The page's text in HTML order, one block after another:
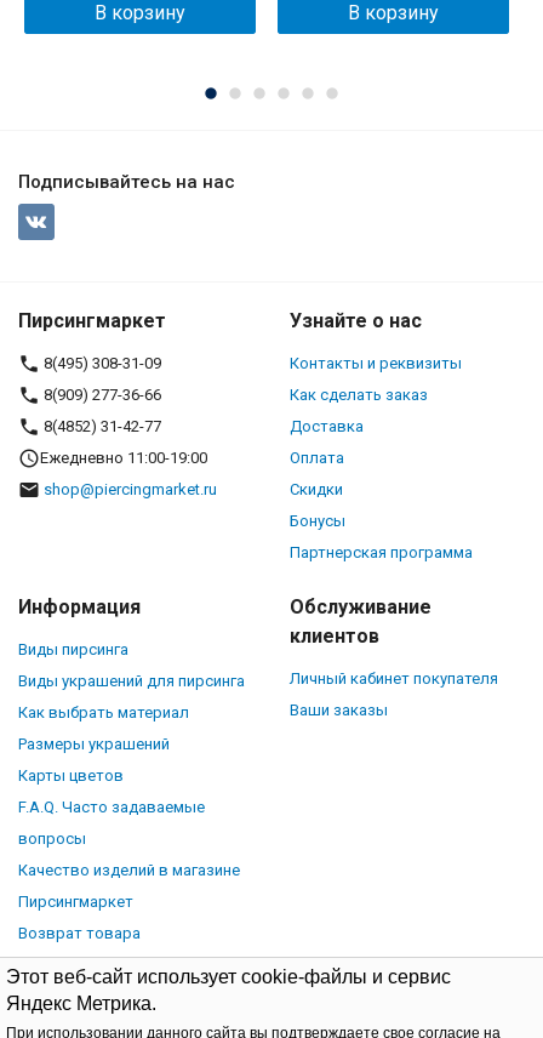
Этот веб-сайт использует cookie-файлы и сервис
Яндекс Метрика.
При использовании данного сайта вы подтверждаете свое согласие на
В корзину В корзину
Подписывайтесь на нас
Пирсингмаркет
8(495) 308-31-09
8(909) 277-36-66
8(4852) 31-42-77
Ежедневно 11:00-19:00
shop@piercingmarket.ru
Узнайте о нас
Контакты и реквизиты
Как сделать заказ
Доставка
Оплата
Скидки
Бонусы
Партнерская программа
Информация
Виды пирсинга
Виды украшений для пирсинга
Как выбрать материал
Размеры украшений
Карты цветов
F.A.Q. Часто задаваемые
вопросы
Качество изделий в магазине
Пирсингмаркет
Возврат товара
Обслуживание
клиентов
Личный кабинет покупателя
Ваши заказы